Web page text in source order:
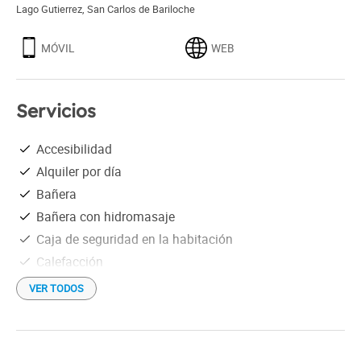
Lago Gutierrez, San Carlos de Bariloche
MÓVIL WEB
Servicios
Accesibilidad
Alquiler por día
Bañera
Bañera con hidromasaje
Caja de seguridad en la habitación
Calefacción
Con vista al cerro
Depósito de equipaje
Desayuno
VER TODOS